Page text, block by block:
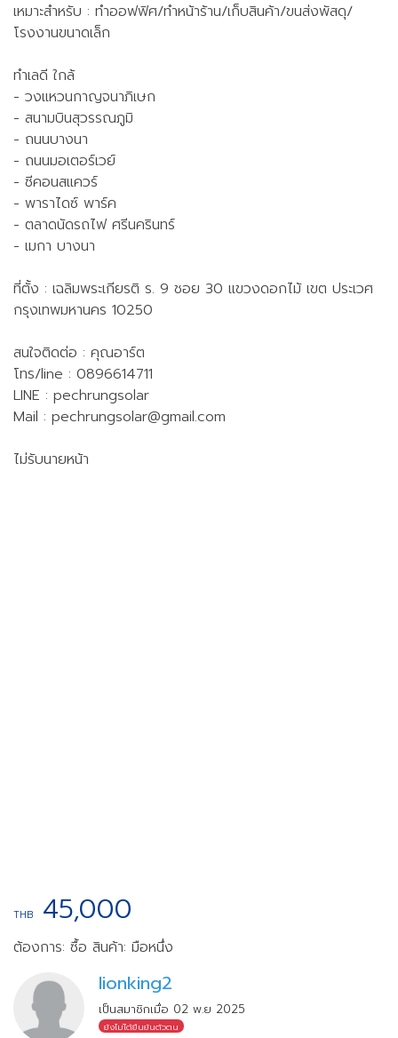
เหมาะสำหรับ : ทำออฟฟิศ/ทำหน้าร้าน/เก็บสินค้า/ขนส่งพัสดุ/
โรงงานขนาดเล็ก
ทำเลดี ใกล้
- วงแหวนกาญจนาภิเษก
- สนามบินสุวรรณภูมิ
- ถนนบางนา
- ถนนมอเตอร์เวย์
- ซีคอนสแควร์
- พาราไดซ์ พาร์ค
- ตลาดนัดรถไฟ ศรีนครินทร์
- เมกา บางนา
ที่ตั้ง : เฉลิมพระเกียรติ ร. 9 ชอย 30 แขวงดอกไม้ เขต ประเวศ
กรุงเทพมหานคร 10250
สนใจติดต่อ : คุณอาร์ต
โทร/line : 0896614711
LINE : pechrungsolar
Mail : pechrungsolar@gmail.com
ไม่รับนายหน้า
THB 45,000
ต้องการ: ซื้อ สินค้า: มือหนึ่ง
lionking2
เป็นสมาชิกเมื่อ 02 พ.ย 2025
ยังไม่ได้ยืนยันตัวตน